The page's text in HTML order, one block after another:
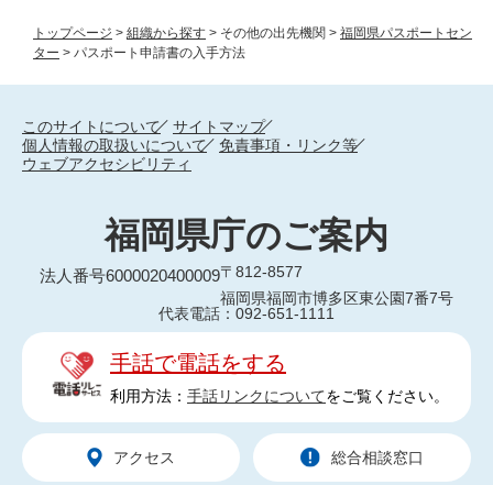
トップページ > 組織から探す > その他の出先機関 > 福岡県パスポートセン
ター > パスポート申請書の入手方法
このサイトについて
サイトマップ
個人情報の取扱いについて
免責事項・リンク等
ウェブアクセシビリティ
福岡県庁のご案内
法人番号6000020400009〒812-8577
福岡県福岡市博多区東公園7番7号
代表電話：092-651-1111
手話で電話をする
利用方法： 手話リンクについてをご覧ください。
アクセス 総合相談窓口